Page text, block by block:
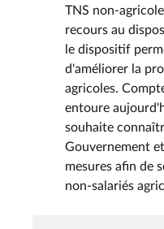
TNS non-
recours au
le dispositif
d'améliorer la
agricoles.
entoure
souhaite
Gouvernement
mesures afin de
non-salariés